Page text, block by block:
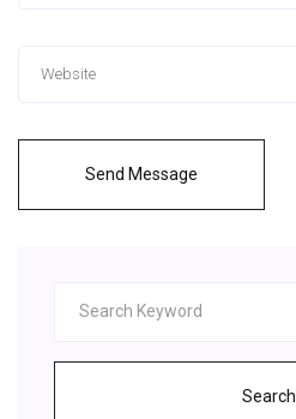
Send Message
Search